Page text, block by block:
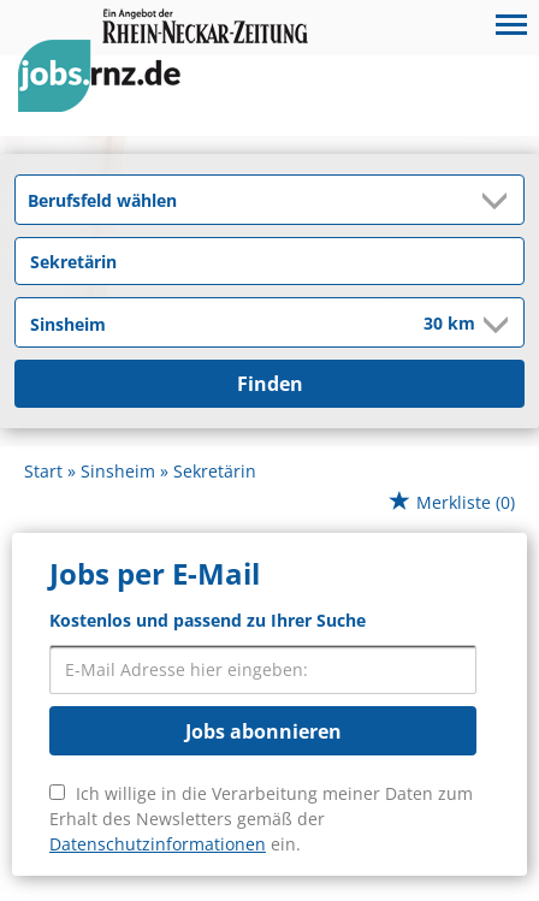
Finden
Start Sinsheim
Sekretärin
Merkliste (0)
Jobs per E-Mail
Kostenlos und passend zu Ihrer Suche
Jobs abonnieren
Ich willige in die Verarbeitung meiner Daten zum
Erhalt des Newsletters gemäß der
Datenschutzinformationen ein.